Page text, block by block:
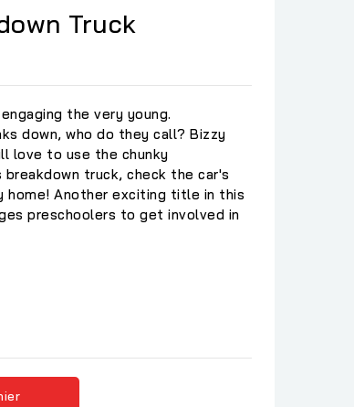
Truck
the very young.
down, who do they call? Bizzy
love to use the chunky
truck, check the car's
home! Another exciting title in this
preschoolers to get involved in